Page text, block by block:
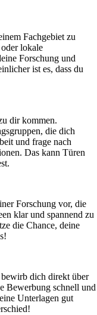
Fachgebiet zu
lokale
Forschung und
ist es, dass du
dir kommen.
die dich
und frage nach
Das kann Türen
Forschung vor, die
klar und spannend zu
die Chance, deine
bewirb dich direkt über
Bewerbung schnell und
Unterlagen gut